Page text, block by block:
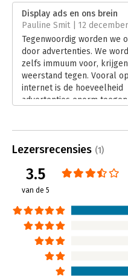
2006 of hebben ze juist de
online adverteren heeft de
en koopintentie?
Assistant Professor Digitale
Universiteit Amsterdam,
in dit boek niet alleen met
inzichten, maar vooral met
radicale tips. Online
Druk:
Verschijningsdatum:
7-10-2014
Hoofdrubriek:
Display ads en ons brein
Pauline Smit | 12
Tegenwoordig worden we
door advertenties. We
zelfs immuum voor,
weerstand tegen. Vooral
internet is de hoeveelheid
advertenties enorm
resultaat?
Lezersrecensies (1)
3.5
van de 5